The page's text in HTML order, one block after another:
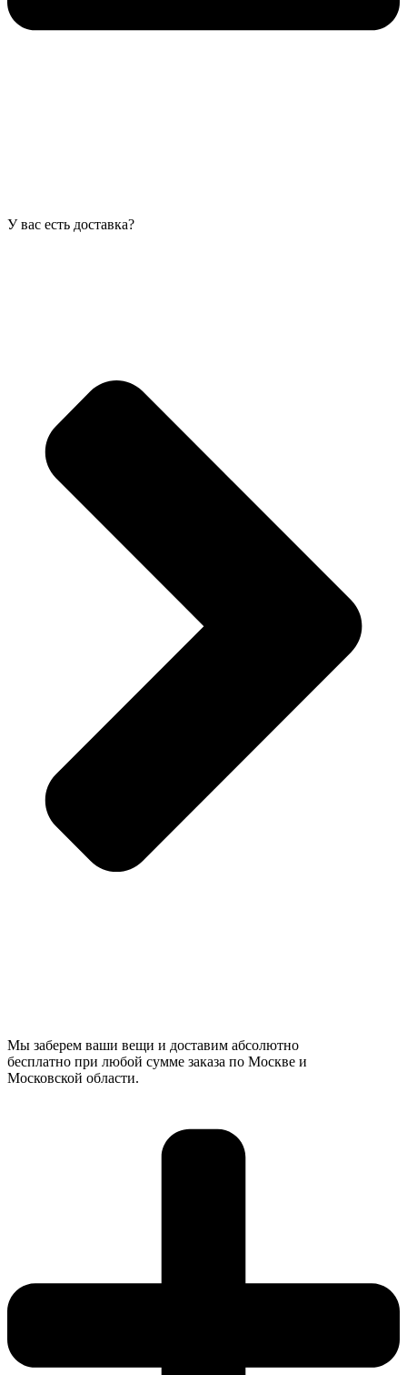
У вас есть доставка?
Мы заберем ваши вещи и доставим абсолютно
бесплатно при любой сумме заказа по Москве и
Московской области.